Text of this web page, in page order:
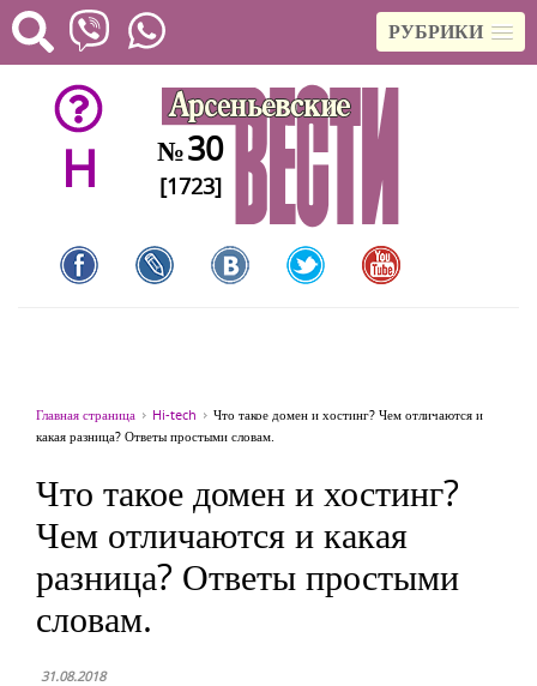
РУБРИКИ
H №30
[1723]
Главная страница Hi-tech
Что такое домен и хостинг? Чем отличаются и
какая разница? Ответы простыми словам.
Что такое домен и хостинг?
Чем отличаются и какая
разница? Ответы простыми
словам.
31.08.2018